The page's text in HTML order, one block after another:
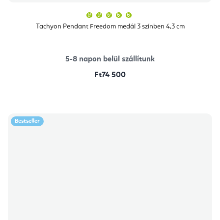
Tachyon Pendant Freedom medál 3 színben 4,3 cm
átlagos
értékelése
csillag.
5-8 napon belül szállítunk
Ft74 500
Bestseller